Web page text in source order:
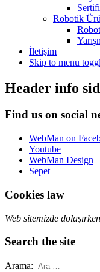
Robotik
İletişim
Skip to menu
Header info
Find us on social
WebMan on
Youtube
WebMan Design
Sepet
Cookies law
Web sitemizde
Search the site
Arama: